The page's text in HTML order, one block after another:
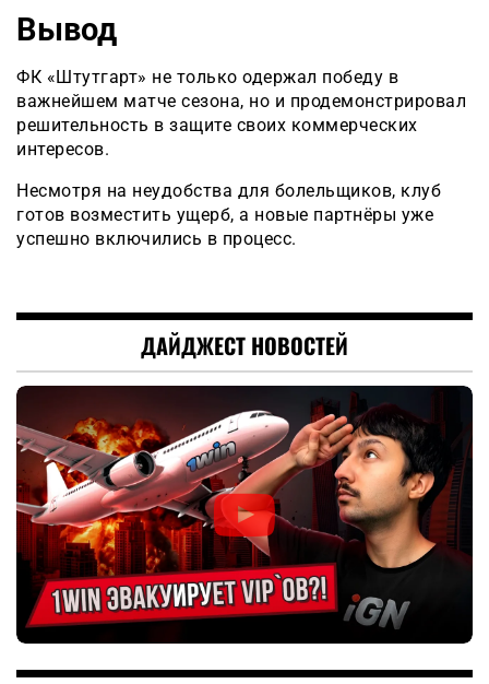
Вывод
ФК «Штутгарт» не только одержал победу в
важнейшем матче сезона, но и продемонстрировал
решительность в защите своих коммерческих
интересов.
Несмотря на неудобства для болельщиков, клуб
готов возместить ущерб, а новые партнёры уже
успешно включились в процесс.
ДАЙДЖЕСТ НОВОСТЕЙ